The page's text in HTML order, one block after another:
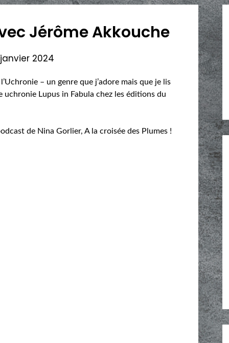
Jérôme Akkouche
2024
– un genre que j’adore mais que je lis
uchronie Lupus in Fabula chez les éditions du
de Nina Gorlier, A la croisée des Plumes !